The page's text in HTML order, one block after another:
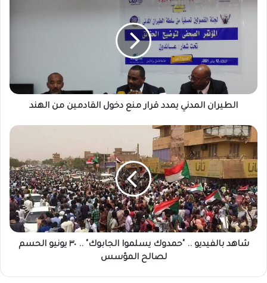
المدني
القادمين
الهند
الطيران المدني يمدد قرار منع دخول القادمين من الهند
شاهد
بالفيديو
..
"حمدوك
يسلموا
الجابوك"
..
٣٠
يونيو
الحسم
شاهد بالفيديو .. "حمدوك يسلموا الجابوك" .. ٣٠ يونيو الحسم
لصالح المؤسس